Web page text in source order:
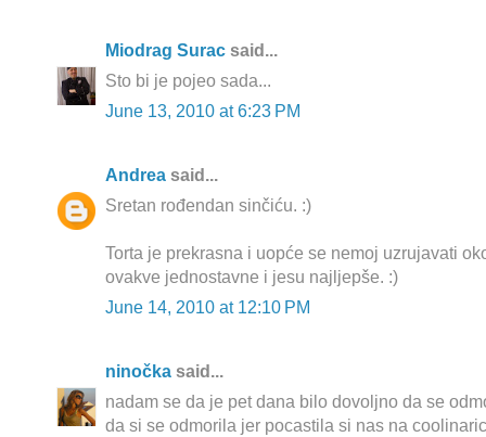
Miodrag Surac said...
Sto bi je pojeo sada...
June 13, 2010 at 6:23 PM
Andrea said...
Sretan rođendan sinčiću. :)
Torta je prekrasna i uopće se nemoj uzrujavati
ovakve jednostavne i jesu najljepše. :)
June 14, 2010 at 12:10 PM
ninočka said...
nadam se da je pet dana bilo dovoljno da se
da si se odmorila jer pocastila si nas na